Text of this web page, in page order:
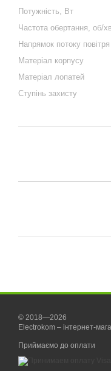
Потужність, Вт
Частота обертання, об/хв
Напрямок потоку повітря
Матеріал корпусу
Матеріал лопатей
Ступінь захисту
© 2018—2026
Electrokom – інтернет-
Приймаємо до оплати